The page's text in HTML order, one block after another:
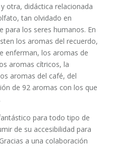
otra, didáctica relacionada
tan olvidado en
para los seres humanos. En
los aromas del recuerdo,
enferman, los aromas de
aromas cítricos, la
aromas del café, del
de 92 aromas con los que
para todo tipo de
de su accesibilidad para
a una colaboración